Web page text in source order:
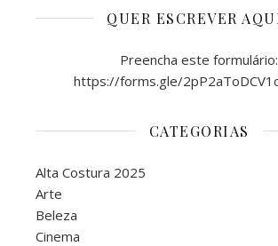
QUER ESCREVER
Preencha este formulário:
https://forms.gle/
CATEGORIAS
Alta Costura 2025
Arte
Beleza
Cinema